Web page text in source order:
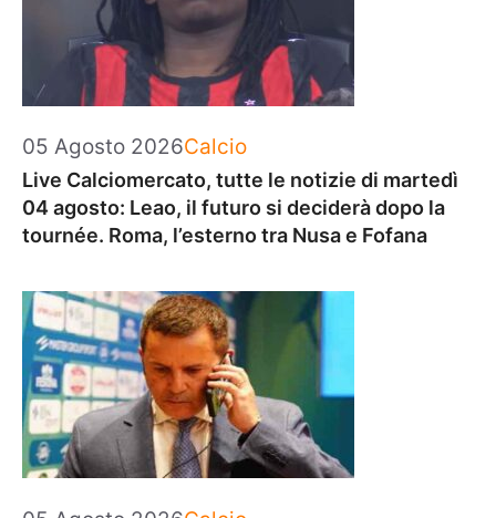
05 Agosto 2026Categorie
Calcio
Live Calciomercato, tutte le notizie di martedì
04 agosto: Leao, il futuro si deciderà dopo la
tournée. Roma, l’esterno tra Nusa e Fofana